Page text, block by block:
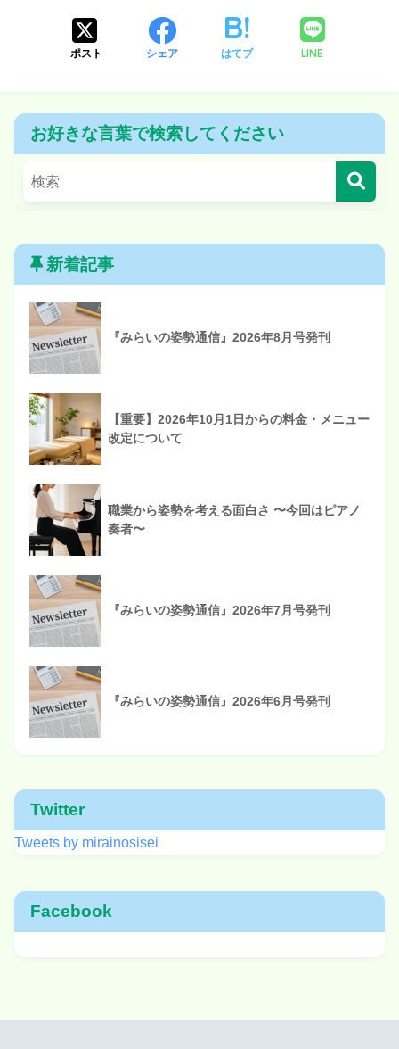
ポスト シェア はてブ LINE
お好きな言葉で検索してください
新着記事
『みらいの姿勢通信』2026年8月号発刊
【重要】2026年10月1日からの料金・メニュー
改定について
職業から姿勢を考える面白さ 〜今回はピアノ
奏者〜
『みらいの姿勢通信』2026年7月号発刊
『みらいの姿勢通信』2026年6月号発刊
Twitter
Tweets by mirainosisei
Facebook